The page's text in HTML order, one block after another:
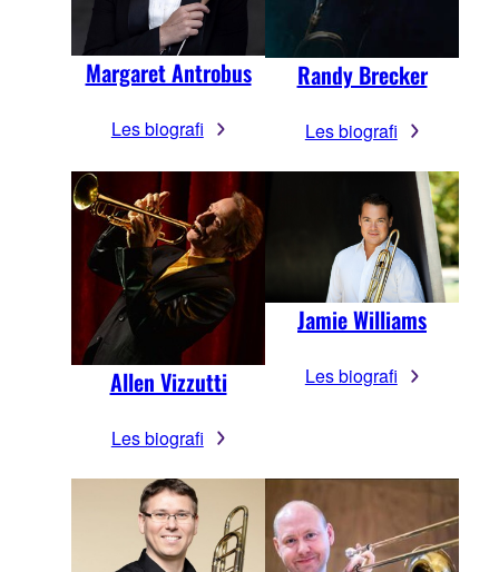
Margaret Antrobus
Les biografi
Randy Brecker
Les biografi
Allen Vizzutti
Les biografi
Jamie Williams
Les biografi